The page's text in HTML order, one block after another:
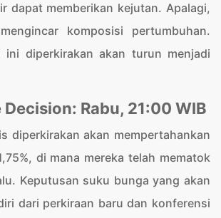
dapat memberikan kejutan. Apalagi,
komposisi pertumbuhan.
diperkirakan akan turun menjadi
Decision: Rabu, 21:00 WIB
diperkirakan akan mempertahankan
di mana mereka telah mematok
Keputusan suku bunga yang akan
dari perkiraan baru dan konferensi